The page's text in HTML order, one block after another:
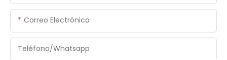
Correo Electrónico
Teléfono/whatsapp